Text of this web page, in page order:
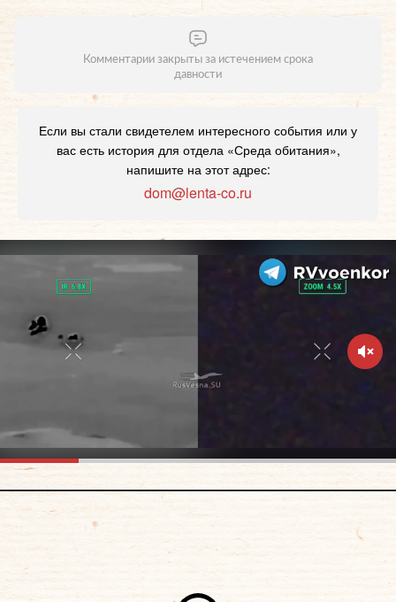
Комментарии закрыты за истечением срока
давности
Если вы стали свидетелем интересного события или у
вас есть история для отдела «Среда обитания»,
напишите на этот адрес:
dom@lenta-co.ru